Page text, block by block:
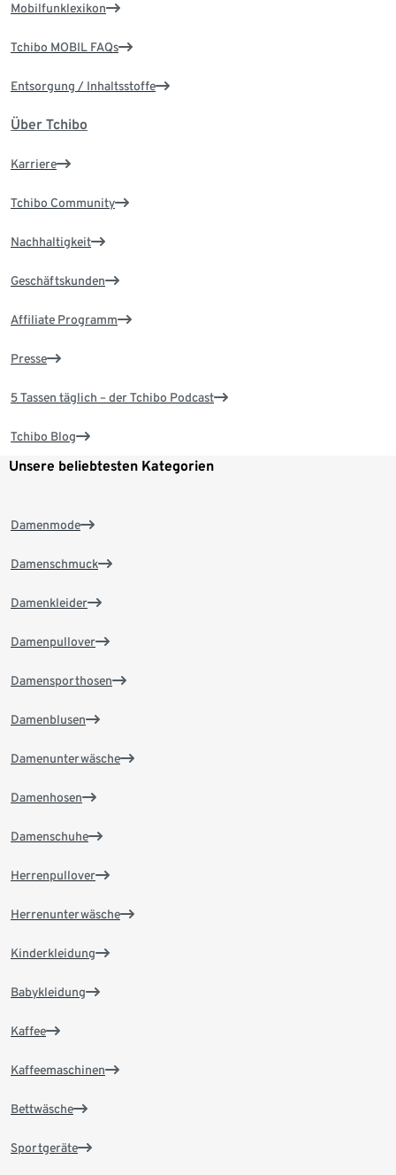
Mobilfunklexikon
Tchibo MOBIL FAQs
Entsorgung / Inhaltsstoffe
Über Tchibo
Karriere
Tchibo Community
Nachhaltigkeit
Geschäftskunden
Affiliate Programm
Presse
5 Tassen täglich – der Tchibo Podcast
Tchibo Blog
Unsere beliebtesten Kategorien
Damenmode
Damenschmuck
Damenkleider
Damenpullover
Damensporthosen
Damenblusen
Damenunterwäsche
Damenhosen
Damenschuhe
Herrenpullover
Herrenunterwäsche
Kinderkleidung
Babykleidung
Kaffee
Kaffeemaschinen
Bettwäsche
Sportgeräte